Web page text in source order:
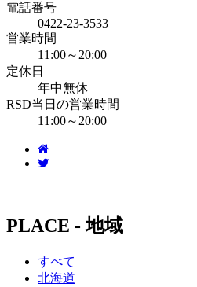
電話番号
0422-23-3533
営業時間
11:00～20:00
定休日
年中無休
RSD当日の営業時間
11:00～20:00
PLACE - 地域
すべて
北海道